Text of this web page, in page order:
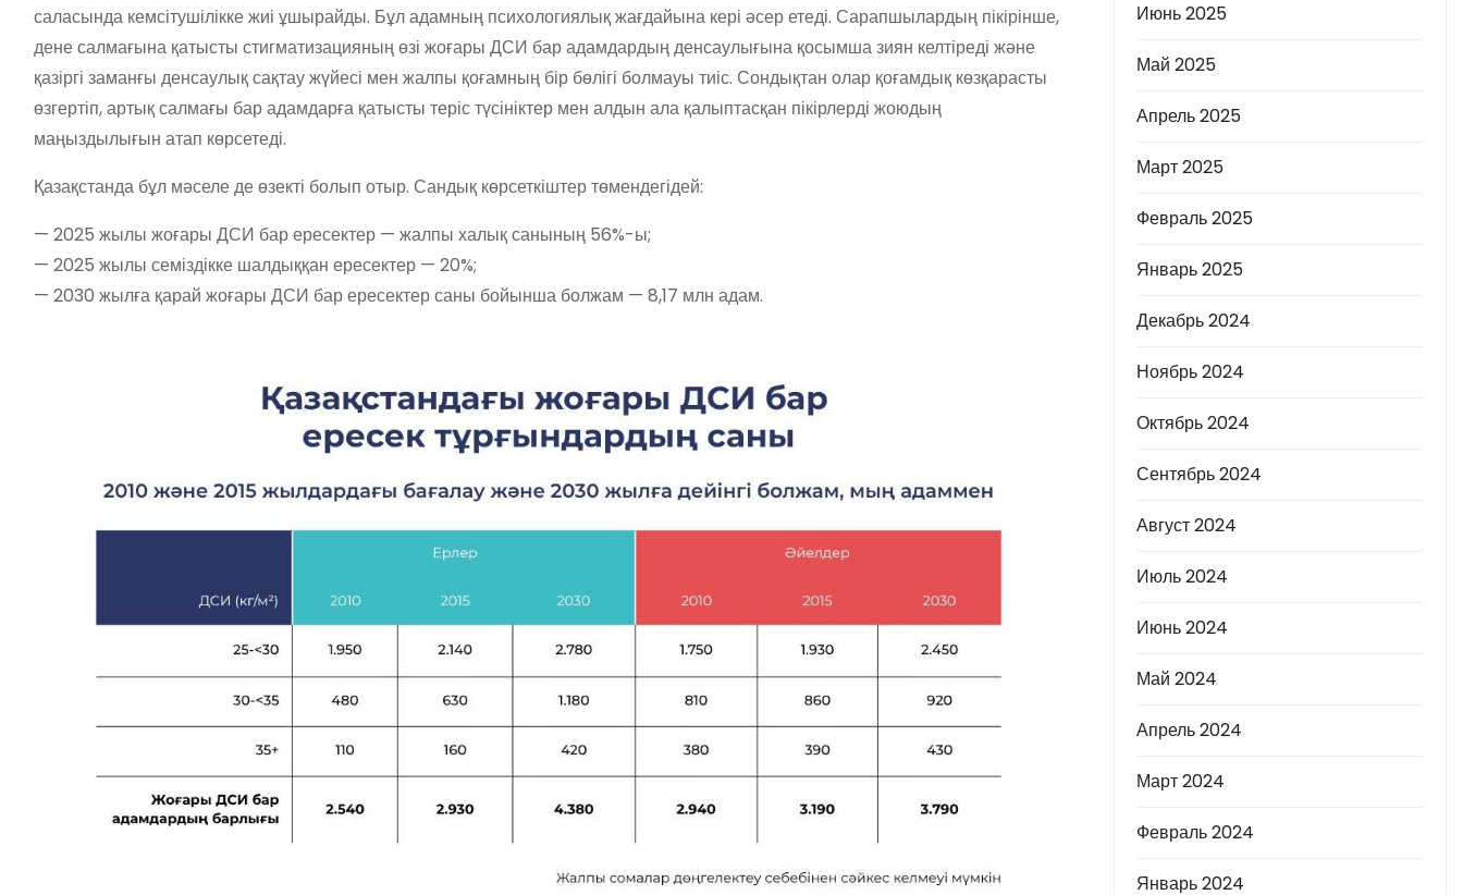
саласында кемсітушілікке жиі ұшырайды. Бұл адамның психологиялық жағдайына кері әсер етеді. Сарапшылардың пікірінше,
дене салмағына қатысты стигматизацияның өзі жоғары ДСИ бар адамдардың денсаулығына қосымша зиян келтіреді және
қазіргі заманғы денсаулық сақтау жүйесі мен жалпы қоғамның бір бөлігі болмауы тиіс. Сондықтан олар қоғамдық көзқарасты
өзгертіп, артық салмағы бар адамдарға қатысты теріс түсініктер мен алдын ала қалыптасқан пікірлерді жоюдың
маңыздылығын атап көрсетеді.
Қазақстанда бұл мәселе де өзекті болып отыр. Сандық көрсеткіштер төмендегідей:
— 2025 жылы жоғары ДСИ бар ересектер — жалпы халық санының 56%-ы;
— 2025 жылы семіздікке шалдыққан ересектер — 20%;
— 2030 жылға қарай жоғары ДСИ бар ересектер саны бойынша болжам — 8,17 млн адам.
Июнь 2025
Май 2025
Апрель 2025
Март 2025
Февраль 2025
Январь 2025
Декабрь 2024
Ноябрь 2024
Октябрь 2024
Сентябрь 2024
Август 2024
Июль 2024
Июнь 2024
Май 2024
Апрель 2024
Март 2024
Февраль 2024
Январь 2024